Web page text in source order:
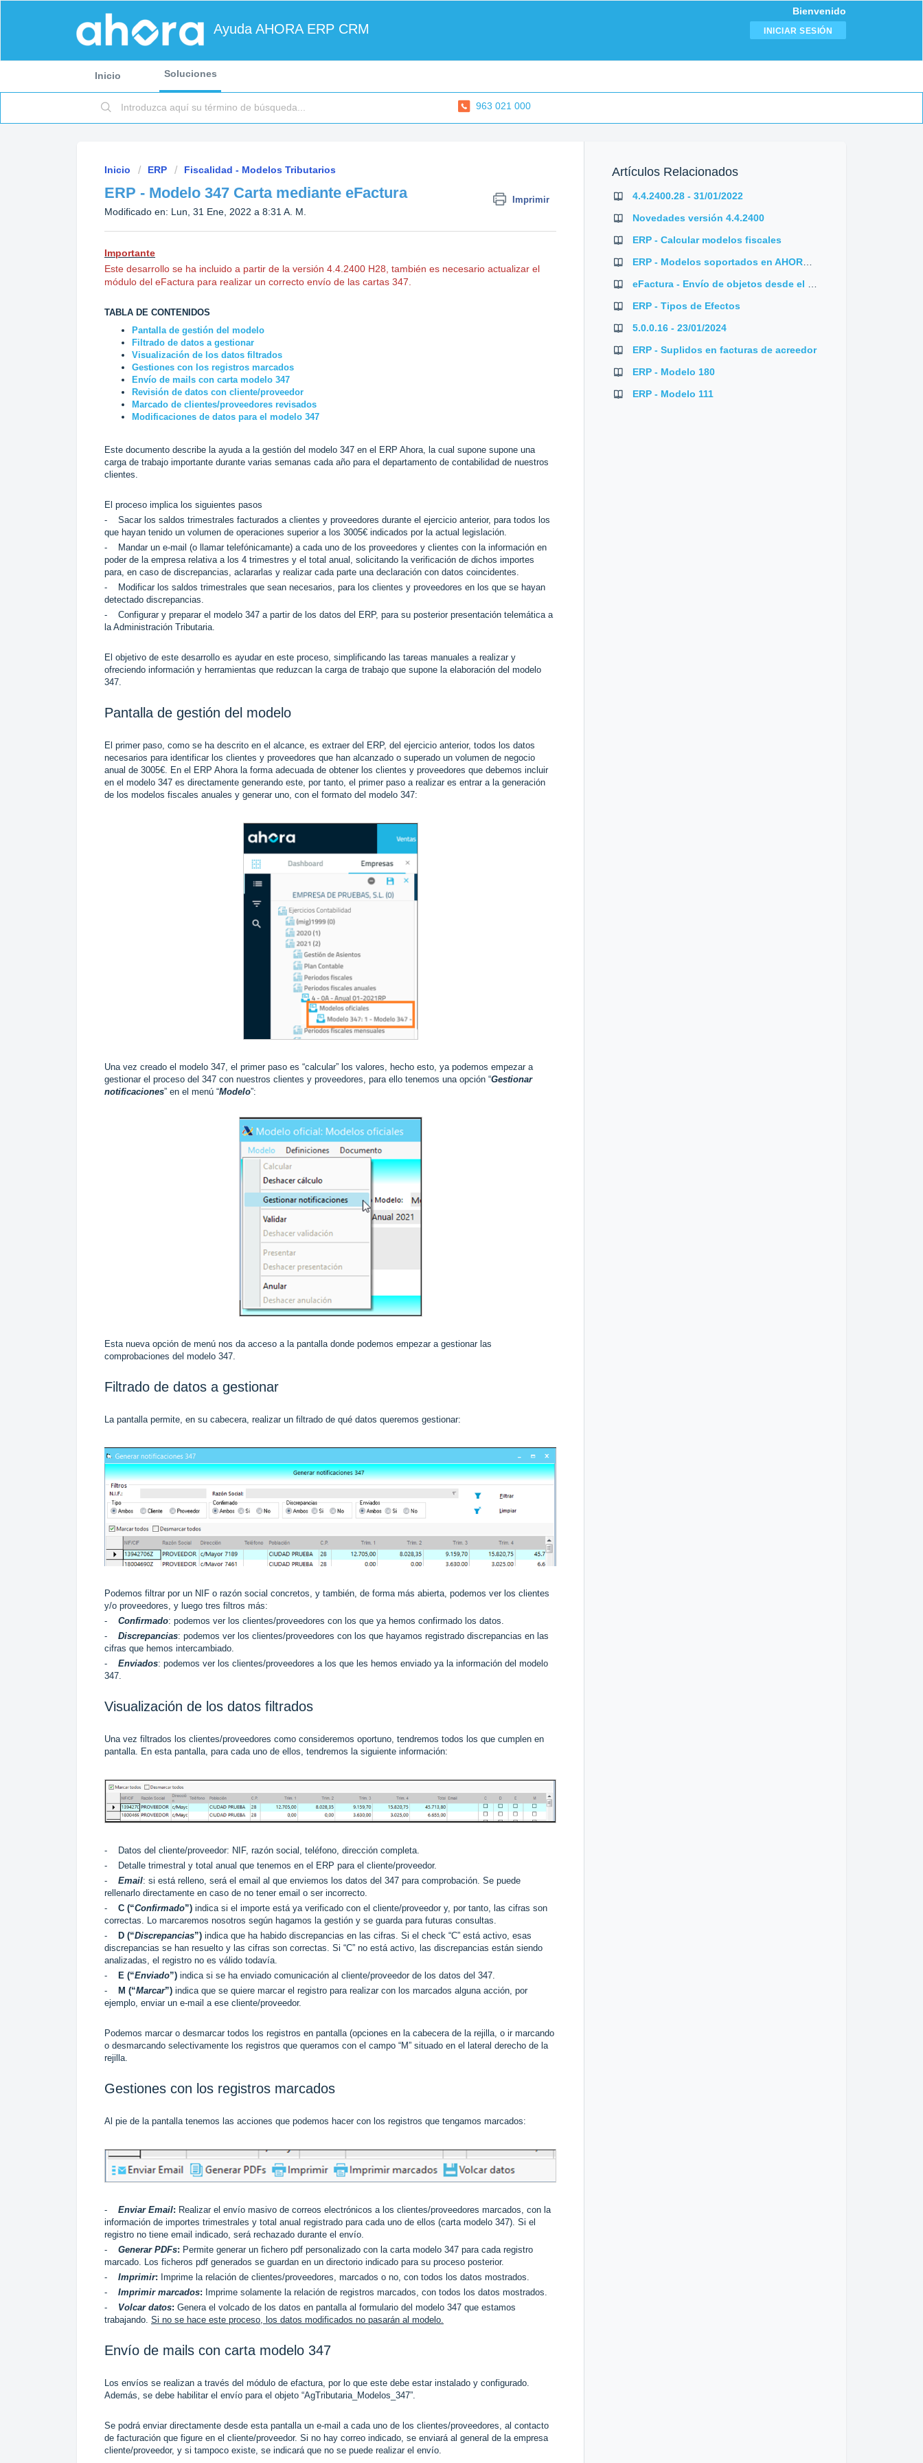
Ayuda AHORA ERP CRM
Bienvenido
INICIAR SESIÓN
Inicio Soluciones
963 021 000
Inicio ERP Fiscalidad - Modelos Tributarios
ERP - Modelo 347 Carta mediante eFactura Imprimir
Modificado en: Lun, 31 Ene, 2022 a 8:31 A. M.
Importante
Este desarrollo se ha incluido a partir de la versión 4.4.2400 H28, también es necesario actualizar el
módulo del eFactura para realizar un correcto envío de las cartas 347.
TABLA DE CONTENIDOS
Pantalla de gestión del modelo
Filtrado de datos a gestionar
Visualización de los datos filtrados
Gestiones con los registros marcados
Envío de mails con carta modelo 347
Revisión de datos con cliente/proveedor
Marcado de clientes/proveedores revisados
Modificaciones de datos para el modelo 347
Este documento describe la ayuda a la gestión del modelo 347 en el ERP Ahora, la cual supone supone una
carga de trabajo importante durante varias semanas cada año para el departamento de contabilidad de nuestros
clientes.
El proceso implica los siguientes pasos
- Sacar los saldos trimestrales facturados a clientes y proveedores durante el ejercicio anterior, para todos los
que hayan tenido un volumen de operaciones superior a los 3005€ indicados por la actual legislación.
- Mandar un e-mail (o llamar telefónicamante) a cada uno de los proveedores y clientes con la información en
poder de la empresa relativa a los 4 trimestres y el total anual, solicitando la verificación de dichos importes
para, en caso de discrepancias, aclararlas y realizar cada parte una declaración con datos coincidentes.
- Modificar los saldos trimestrales que sean necesarios, para los clientes y proveedores en los que se hayan
detectado discrepancias.
- Configurar y preparar el modelo 347 a partir de los datos del ERP, para su posterior presentación telemática a
la Administración Tributaria.
El objetivo de este desarrollo es ayudar en este proceso, simplificando las tareas manuales a realizar y
ofreciendo información y herramientas que reduzcan la carga de trabajo que supone la elaboración del modelo
347.
Pantalla de gestión del modelo
El primer paso, como se ha descrito en el alcance, es extraer del ERP, del ejercicio anterior, todos los datos
necesarios para identificar los clientes y proveedores que han alcanzado o superado un volumen de negocio
anual de 3005€. En el ERP Ahora la forma adecuada de obtener los clientes y proveedores que debemos incluir
en el modelo 347 es directamente generando este, por tanto, el primer paso a realizar es entrar a la generación
de los modelos fiscales anuales y generar uno, con el formato del modelo 347:
Una vez creado el modelo 347, el primer paso es “calcular” los valores, hecho esto, ya podemos empezar a
gestionar el proceso del 347 con nuestros clientes y proveedores, para ello tenemos una opción “Gestionar
notificaciones” en el menú “Modelo”:
Esta nueva opción de menú nos da acceso a la pantalla donde podemos empezar a gestionar las
comprobaciones del modelo 347.
Filtrado de datos a gestionar
La pantalla permite, en su cabecera, realizar un filtrado de qué datos queremos gestionar:
Podemos filtrar por un NIF o razón social concretos, y también, de forma más abierta, podemos ver los clientes
y/o proveedores, y luego tres filtros más:
- Confirmado: podemos ver los clientes/proveedores con los que ya hemos confirmado los datos.
- Discrepancias: podemos ver los clientes/proveedores con los que hayamos registrado discrepancias en las
cifras que hemos intercambiado.
- Enviados: podemos ver los clientes/proveedores a los que les hemos enviado ya la información del modelo
347.
Visualización de los datos filtrados
Una vez filtrados los clientes/proveedores como consideremos oportuno, tendremos todos los que cumplen en
pantalla. En esta pantalla, para cada uno de ellos, tendremos la siguiente información:
- Datos del cliente/proveedor: NIF, razón social, teléfono, dirección completa.
- Detalle trimestral y total anual que tenemos en el ERP para el cliente/proveedor.
- Email: si está relleno, será el email al que enviemos los datos del 347 para comprobación. Se puede
rellenarlo directamente en caso de no tener email o ser incorrecto.
- C (“Confirmado”) indica si el importe está ya verificado con el cliente/proveedor y, por tanto, las cifras son
correctas. Lo marcaremos nosotros según hagamos la gestión y se guarda para futuras consultas.
- D (“Discrepancias”) indica que ha habido discrepancias en las cifras. Si el check “C” está activo, esas
discrepancias se han resuelto y las cifras son correctas. Si “C” no está activo, las discrepancias están siendo
analizadas, el registro no es válido todavía.
- E (“Enviado”) indica si se ha enviado comunicación al cliente/proveedor de los datos del 347.
- M (“Marcar”) indica que se quiere marcar el registro para realizar con los marcados alguna acción, por
ejemplo, enviar un e-mail a ese cliente/proveedor.
Podemos marcar o desmarcar todos los registros en pantalla (opciones en la cabecera de la rejilla, o ir marcando
o desmarcando selectivamente los registros que queramos con el campo “M” situado en el lateral derecho de la
rejilla.
Gestiones con los registros marcados
Al pie de la pantalla tenemos las acciones que podemos hacer con los registros que tengamos marcados:
- Enviar Email: Realizar el envío masivo de correos electrónicos a los clientes/proveedores marcados, con la
información de importes trimestrales y total anual registrado para cada uno de ellos (carta modelo 347). Si el
registro no tiene email indicado, será rechazado durante el envío.
- Generar PDFs: Permite generar un fichero pdf personalizado con la carta modelo 347 para cada registro
marcado. Los ficheros pdf generados se guardan en un directorio indicado para su proceso posterior.
- Imprimir: Imprime la relación de clientes/proveedores, marcados o no, con todos los datos mostrados.
- Imprimir marcados: Imprime solamente la relación de registros marcados, con todos los datos mostrados.
- Volcar datos: Genera el volcado de los datos en pantalla al formulario del modelo 347 que estamos
trabajando. Si no se hace este proceso, los datos modificados no pasarán al modelo.
Envío de mails con carta modelo 347
Los envíos se realizan a través del módulo de efactura, por lo que este debe estar instalado y configurado.
Además, se debe habilitar el envío para el objeto “AgTributaria_Modelos_347”.
Se podrá enviar directamente desde esta pantalla un e-mail a cada uno de los clientes/proveedores, al contacto
de facturación que figure en el cliente/proveedor. Si no hay correo indicado, se enviará al general de la empresa
cliente/proveedor, y si tampoco existe, se indicará que no se puede realizar el envío.
Artículos Relacionados
4.4.2400.28 - 31/01/2022
Novedades versión 4.4.2400
ERP - Calcular modelos fiscales
ERP - Tipos de Efectos
5.0.0.16 - 23/01/2024
ERP - Suplidos en facturas de acreedor
ERP - Modelo 180
ERP - Modelo 111